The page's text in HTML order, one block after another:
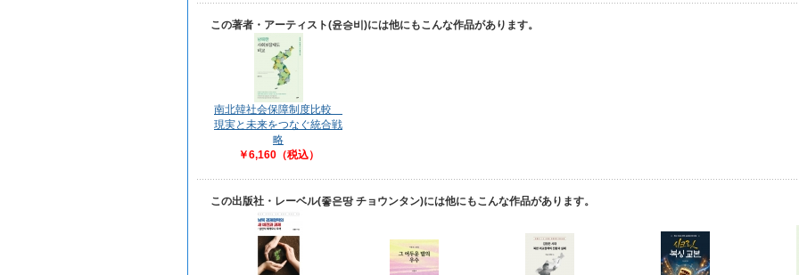
この著者・アーティスト(윤승비)には他にもこんな作品があります。
南北韓社会保障制度比較
現実と未来をつなぐ統合戦
略
￥6,160（税込）
この出版社・レーベル(좋은땅 チョウンタン)には他にもこんな作品があります。